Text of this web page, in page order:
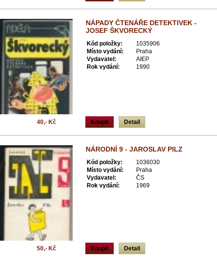
NÁPADY ČTENÁŘE DETEKTIVEK -
JOSEF ŠKVORECKÝ
Kód položky:
1035906
Místo vydání:
Praha
Vydavatel:
AIEP
Rok vydání:
1990
Koupit Detail
40,- Kč
NÁRODNÍ 9 - JAROSLAV PILZ
Kód položky:
1036030
Místo vydání:
Praha
Vydavatel:
ČS
Rok vydání:
1969
Koupit Detail
50,- Kč